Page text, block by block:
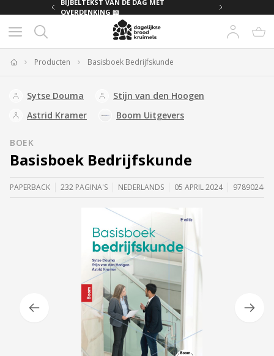
BIJBELTEKST VAN DE DAG MET
OVERDENKING 📖
Producten Basisboek Bedrijfskunde
Sytse Douma
Stijn van den Hoogen
Astrid Kramer
Boom Uitgevers
BOEK
Basisboek Bedrijfskunde
PAPERBACK 232 PAGINA'S NEDERLANDS 05 APRIL 2024